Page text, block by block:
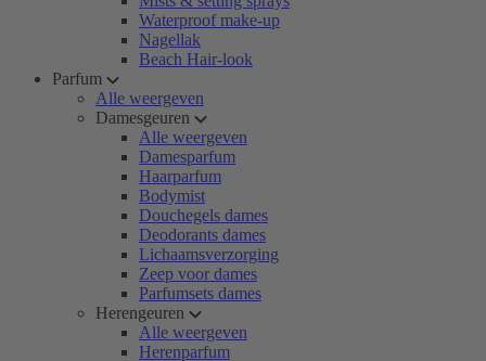
Waterproof make-up
Nagellak
Beach Hair-look
Parfum
Alle weergeven
Damesgeuren
Alle weergeven
Damesparfum
Haarparfum
Bodymist
Douchegels dames
Deodorants dames
Lichaamsverzorging
Zeep voor dames
Parfumsets dames
Herengeuren
Alle weergeven
Herenparfum